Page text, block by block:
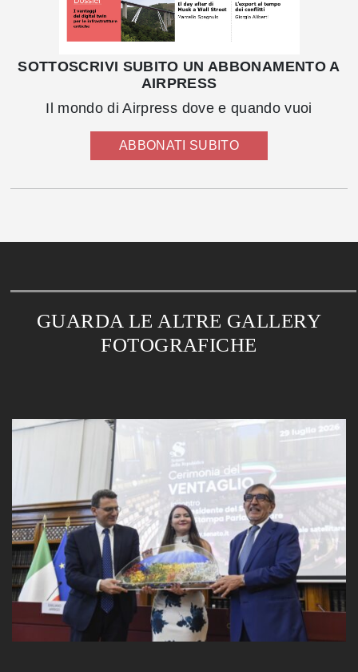
SOTTOSCRIVI SUBITO UN ABBONAMENTO A
AIRPRESS
Il mondo di Airpress dove e quando vuoi
ABBONATI SUBITO
GUARDA LE ALTRE GALLERY
FOTOGRAFICHE